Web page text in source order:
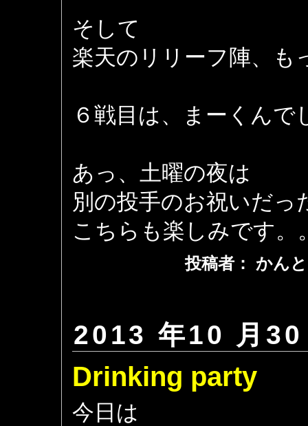
そして
楽天のリリーフ陣、も
６戦目は、まーくんで
あっ、土曜の夜は
別の投手のお祝いだっ
こちらも楽しみです。
投稿者： かん
2013 年10 月
Drinking party
今日は